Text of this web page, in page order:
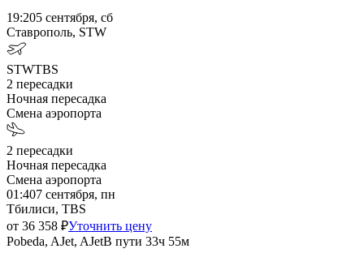
19:205 сентября, сб
Ставрополь, STW
STWTBS
2 пересадки
Ночная пересадка
Смена аэропорта
2 пересадки
Ночная пересадка
Смена аэропорта
01:407 сентября, пн
Тбилиси, TBS
от 36 358 ₽Уточнить цену
Pobeda, AJet, AJetВ пути 33ч 55м